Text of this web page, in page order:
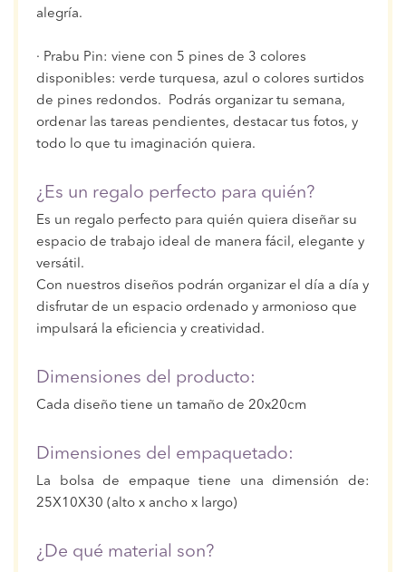
alegría.
· Prabu Pin: viene con 5 pines de 3 colores
disponibles: verde turquesa, azul o colores surtidos
de pines redondos. Podrás organizar tu semana,
ordenar las tareas pendientes, destacar tus fotos, y
todo lo que tu imaginación quiera.
¿Es un regalo perfecto para quién?
Es un regalo perfecto para quién quiera diseñar su
espacio de trabajo ideal de manera fácil, elegante y
versátil.
Con nuestros diseños podrán organizar el día a día y
disfrutar de un espacio ordenado y armonioso que
impulsará la eficiencia y creatividad.
Dimensiones del producto:
Cada diseño tiene un tamaño de 20x20cm
Dimensiones del empaquetado:
La bolsa de empaque tiene una dimensión de:
25X10X30 (alto x ancho x largo)
¿De qué material son?